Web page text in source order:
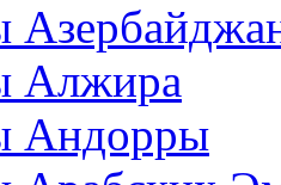
Алжира
Андорры